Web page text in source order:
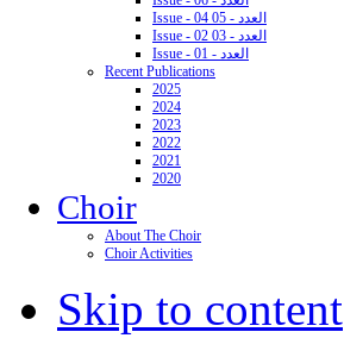
Issue - 04 05 - العدد
Issue - 02 03 - العدد
Issue - 01 - العدد
Recent Publications
2025
2024
2023
2022
2021
2020
Choir
About The Choir
Choir Activities
Skip to content